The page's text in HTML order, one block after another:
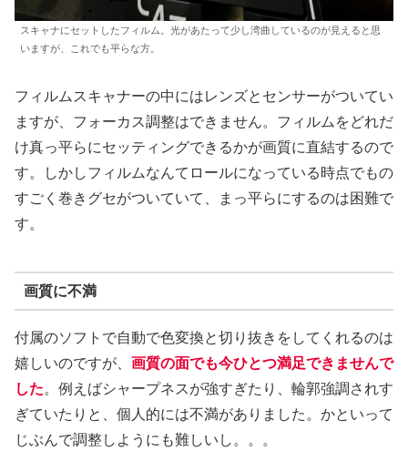
スキャナにセットしたフィルム。光があたって少し湾曲しているのが見えると思
いますが、これでも平らな方。
フィルムスキャナーの中にはレンズとセンサーがついてい
ますが、フォーカス調整はできません。フィルムをどれだ
け真っ平らにセッティングできるかが画質に直結するので
す。しかしフィルムなんてロールになっている時点でもの
すごく巻きグセがついていて、まっ平らにするのは困難で
す。
画質に不満
付属のソフトで自動で色変換と切り抜きをしてくれるのは
嬉しいのですが、 画質の面でも今ひとつ満足できませんで
した。例えばシャープネスが強すぎたり、輪郭強調されす
ぎていたりと、個人的には不満がありました。かといって
じぶんで調整しようにも難しいし。。。